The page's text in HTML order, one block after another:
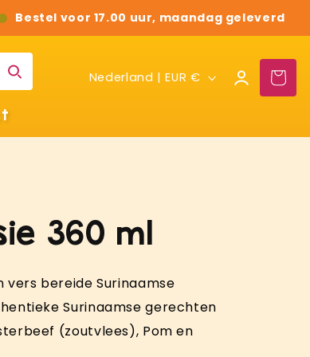
Bestel voor 17.00 uur, maandag geleverd
e
i
o
Nederland | EUR € Inloggen
360 ml
vers bereide Surinaamse
Surinaamse gerechten
(zoutvlees), Pom en